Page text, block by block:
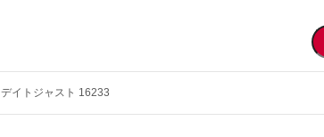
デイトジャスト 16233